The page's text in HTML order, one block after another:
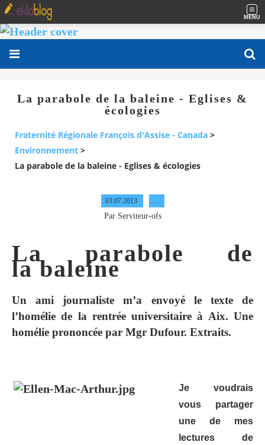
MENU
La parabole de la baleine - Eglises &
écologies
Fraternité Régionale François d'Assise - Canada >
Environnement >
La parabole de la baleine - Eglises & écologies
03.07.2013
Par Serviteur-ofs
La parabole de
la baleine
Un ami journaliste m’a envoyé le texte de
l’homélie de la rentrée universitaire à Aix. Une
homélie prononcée par Mgr Dufour. Extraits.
Je voudrais
vous partager
une de mes
lectures de